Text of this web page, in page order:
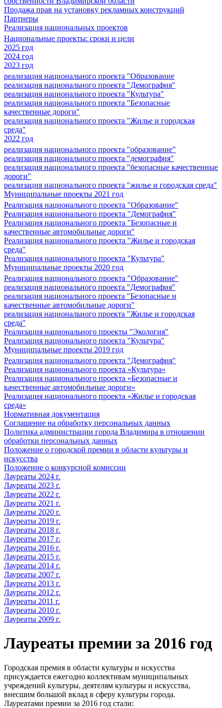
Продажа прав на установку рекламных конструкций
Партнеры
Реализация национальных проектов
Национальные проекты: сроки и цели
2025 год
2024 год
2023 год
реализация национального проекта "Образование
реализация национального проекта "Демография"
реализация национального проекта "Культура"
реализация национального проекта "Безопасные
качественные дороги"
реализация национального проекта "Жилье и городская
среда"
2022 год
реализация национального проекта "образование"
реализация национального проекта "демография"
реализация национального проекта "безопасные качественные
дороги"
реализация национального проекта "жилье и городская среда"
Муниципальные проекты 2021 год
Реализация национального проекта "Образование"
Реализация национального проекта "Демография"
Реализация национального проекта "Безопасные и
качественные автомобильные дороги"
Реализация национального проекта "Жилье и городская
среда"
Реализация национального проекта "Культура"
Муниципальные проекты 2020 год
Реализация национального проекта "Образование"
реализация национального проекта "Демография"
реализация национального проекта "Безопасные и
качественные автомобильные дороги"
реализация национального проекта "Жилье и городская
среда"
Реализация национального проекты "Экология"
Реализация национального проекта "Культура"
Муниципальные проекты 2019 год
Реализация национального проекта "Демография"
Реализация национального проекта «Культура»
Реализация национального проекта «Безопасные и
качественные автомобильные дороги»
Реализация национального проекта «Жилье и городская
среда»
Нормативная документация
Соглашение на обработку персональных данных
Политика администрации города Владимира в отношении
обработки персональных данных
Положение о городской премии в области культуры и
искусства
Положение о конкурсной комиссии
Лауреаты 2024 г.
Лауреаты 2023 г.
Лауреаты 2022 г.
Лауреаты 2021 г.
Лауреаты 2020 г.
Лауреаты 2019 г.
Лауреаты 2018 г.
Лауреаты 2017 г.
Лауреаты 2016 г.
Лауреаты 2015 г.
Лауреаты 2014 г.
Лауреаты 2007 г.
Лауреаты 2013 г.
Лауреаты 2012 г.
Лауреаты 2011 г.
Лауреаты 2010 г.
Лауреаты 2009 г.
Лауреаты премии за 2016 год
Городская премия в области культуры и искусства
присуждается ежегодно коллективам муниципальных
учреждений культуры, деятелям культуры и искусства,
внесшим большой вклад в сферу культуры города.
Лауреатами премии за 2016 год стали: